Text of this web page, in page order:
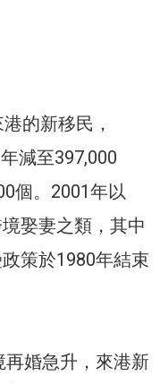
的新移民，
減至397,000
個。2001年以
娶妻之類，其中
策於1980年結束
婚急升，來港新